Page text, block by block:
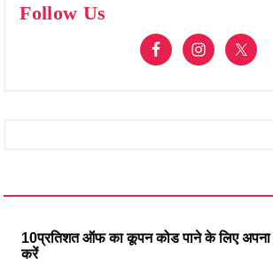
Follow Us
10प्रतिशत ऑफ का कूपन कोड पाने के लिए
करें